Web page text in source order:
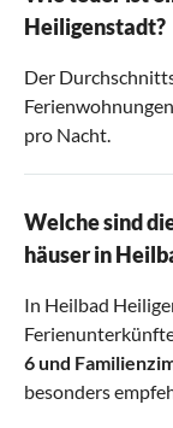
Heiligenstadt?
Der
pro Nacht.
Welche sind
häuser in
In Heilbad
6und
besonders